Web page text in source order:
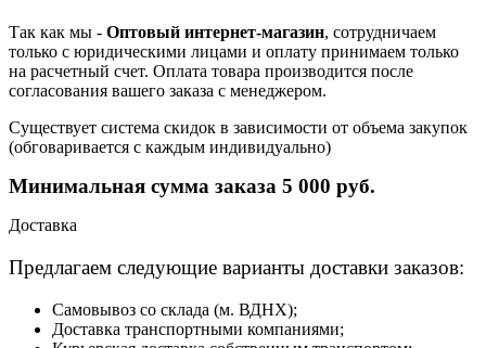
Так как мы - Оптовый интернет-магазин, сотрудничаем
только с юридическими лицами и оплату принимаем только
на расчетный счет. Оплата товара производится после
согласования вашего заказа с менеджером.
Существует система скидок в зависимости от объема закупок
(обговаривается с каждым индивидуально)
Минимальная сумма заказа 5 000 руб.
Доставка
Предлагаем следующие варианты доставки заказов:
Самовывоз со склада (м. ВДНХ);
Доставка транспортными компаниями;